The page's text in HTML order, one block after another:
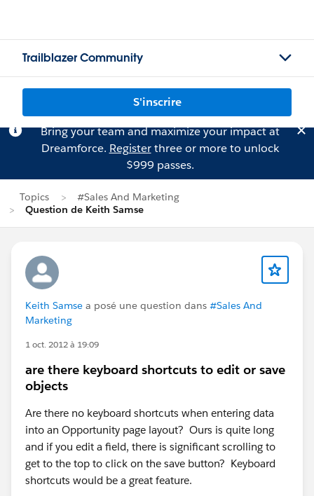
Trailblazer Community
S'inscrire
Bring your team and maximize your impact at
Dreamforce. Registerthree or more to unlock
$999 passes.
Topics
#Sales And Marketing
Question de Keith Samse
Keith Samse a posé une question dans #Sales And
Marketing
1 oct. 2012 à 19:09
are there keyboard shortcuts to edit or save
objects
Are there no keyboard shortcuts when entering data
into an Opportunity page layout? Ours is quite long
and if you edit a field, there is significant scrolling to
get to the top to click on the save button? Keyboard
shortcuts would be a great feature.